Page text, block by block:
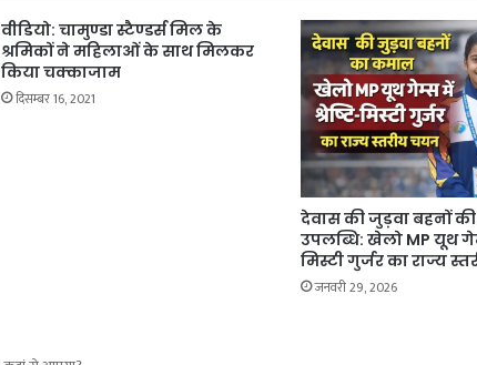
वीडियो: चामुण्डा स्टैण्डर्स मिल के
श्रमिकों ने महिलाओं के साथ मिलकर
किया चक्काजाम
दिसम्बर 16, 2021
देवास की जुड़वा बहनों की
उपलब्धि: खेलो MP यूथ
मिस्टी गुर्जर का राज्य
जनवरी 29, 2026